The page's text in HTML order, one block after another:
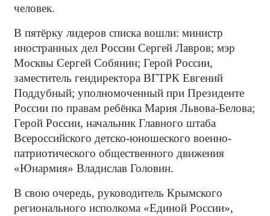
человек.
В пятёрку лидеров списка вошли: министр
иностранных дел России Сергей Лавров; мэр
Москвы Сергей Собянин; Герой России,
заместитель гендиректора ВГТРК Евгений
Поддубный; уполномоченный при Президенте
России по правам ребёнка Мария Львова-Белова;
Герой России, начальник Главного штаба
Всероссийского детско-юношеского военно-
патриотического общественного движения
«Юнармия» Владислав Головин.
В свою очередь, руководитель Крымского
регионального исполкома «Единой России»,